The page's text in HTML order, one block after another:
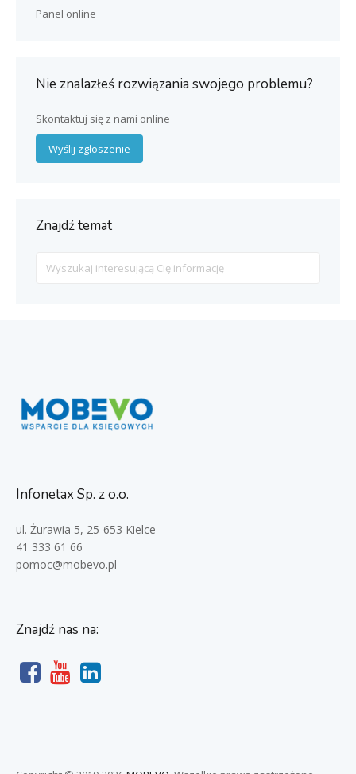
Panel online
Nie znalazłeś rozwiązania swojego problemu?
Skontaktuj się z nami online
Wyślij zgłoszenie
Znajdź temat
For
Infonetax Sp. z o.o.
ul. Żurawia 5, 25-653 Kielce
41 333 61 66
pomoc@mobevo.pl
Znajdź nas na: